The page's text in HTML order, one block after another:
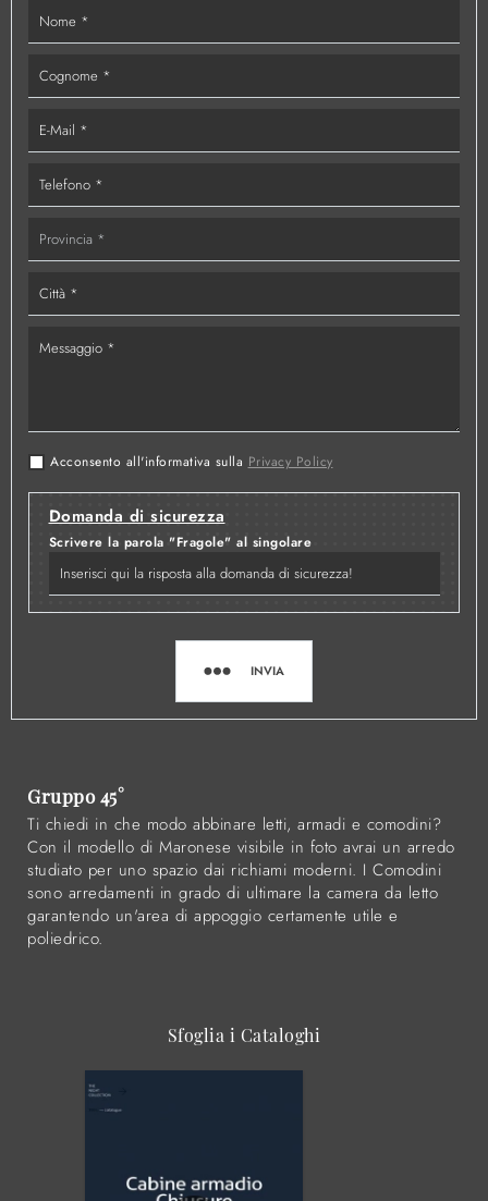
Acconsento all'informativa sulla Privacy Policy
Domanda di sicurezza
Scrivere la parola "Fragole" al singolare
INVIA
Gruppo 45°
Ti chiedi in che modo abbinare letti, armadi e comodini?
Con il modello di Maronese visibile in foto avrai un arredo
studiato per uno spazio dai richiami moderni. I Comodini
sono arredamenti in grado di ultimare la camera da letto
garantendo un'area di appoggio certamente utile e
poliedrico.
Sfoglia i Cataloghi